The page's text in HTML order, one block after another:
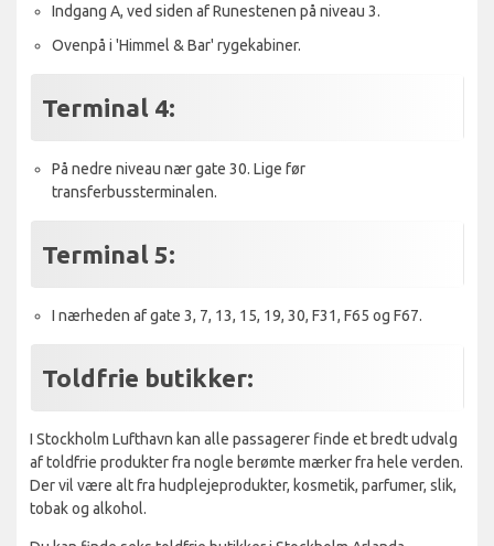
Indgang A, ved siden af Runestenen på niveau 3.
Ovenpå i 'Himmel & Bar' rygekabiner.
Terminal 4:
På nedre niveau nær gate 30. Lige før
transferbussterminalen.
Terminal 5:
I nærheden af gate 3, 7, 13, 15, 19, 30, F31, F65 og F67.
Toldfrie butikker:
I Stockholm Lufthavn kan alle passagerer finde et bredt udvalg
af toldfrie produkter fra nogle berømte mærker fra hele verden.
Der vil være alt fra hudplejeprodukter, kosmetik, parfumer, slik,
tobak og alkohol.